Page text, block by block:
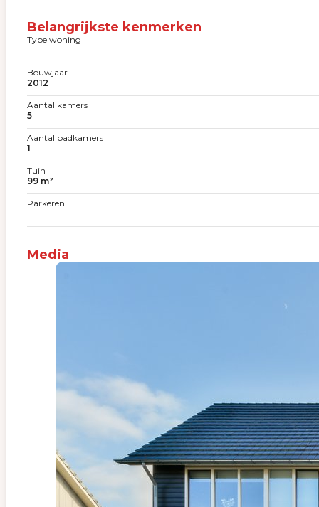
Belangrijkste kenmerken
Type woning
Bouwjaar
2012
Aantal kamers
5
Aantal badkamers
1
Tuin
99 m²
Parkeren
Media